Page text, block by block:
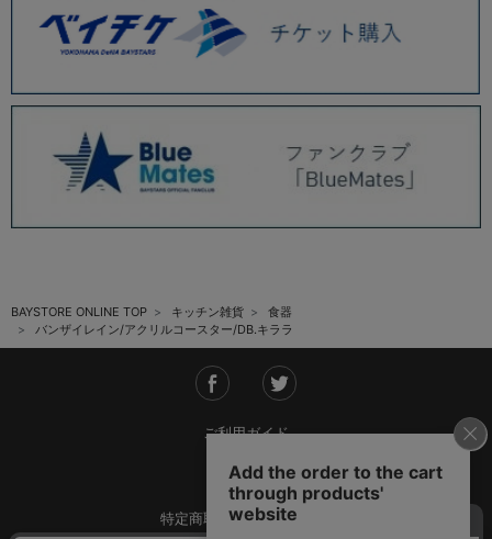
BAYSTORE ONLINE TOP キッチン雑貨
食器
バンザイレイン/アクリルコースター/DB.キララ
ご利用ガイド
会社概要
特定商取引法に基づく表記